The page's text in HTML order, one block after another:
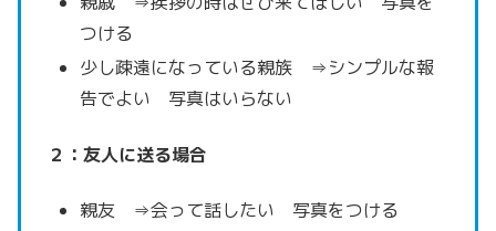
つける
少し疎遠になっている親族 ⇒シンプルな報
告でよい 写真はいらない
２：友人に送る場合
親友 ⇒会って話したい 写真をつける